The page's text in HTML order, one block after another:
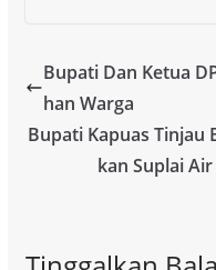
Bupati Dan Ketua
han Warga
Bupati Kapuas Tinjau
kan Suplai